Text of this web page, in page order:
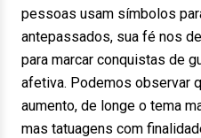
pessoas usam símbolos
antepassados, sua fé nos
para marcar conquistas de
afetiva. Podemos observar
aumento, de longe o tema
mas tatuagens com